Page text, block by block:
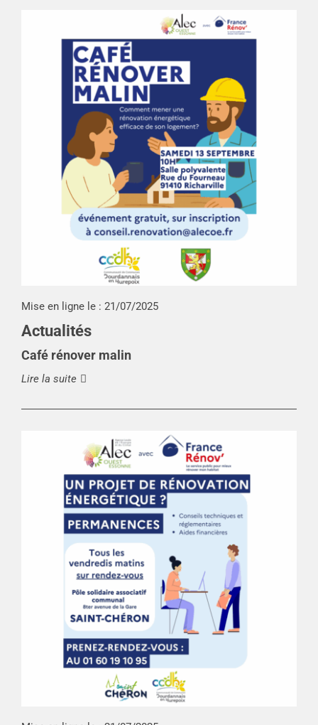
Mise en ligne le : 21/07/2025
Actualités
Café rénover malin
Lire la suite